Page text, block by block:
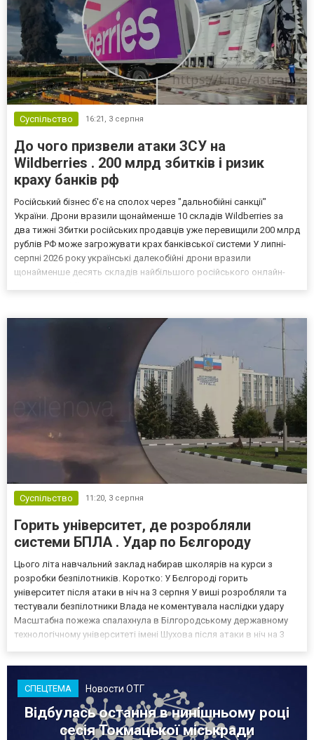
Суспільство 16:21, 3 серпня
До чого призвели атаки ЗСУ на
Wildberries . 200 млрд збитків і ризик
краху банків рф
Російський бізнес б'є на сполох через "дальнобійні санкції"
України. Дрони вразили щонайменше 10 складів Wildberries за
два тижні Збитки російських продавців уже перевищили 200 млрд
рублів РФ може загрожувати крах банківської системи У липні-
серпні 2026 року українські далекобійні дрони вразили
щонайменше десять складів найбільшого російського онлайн-
Суспільство 11:20, 3 серпня
Горить університет, де розробляли
системи БПЛА . Удар по Бєлгороду
Цього літа навчальний заклад набирав школярів на курси з
розробки безпілотників. Коротко: У Бєлгороді горить
університет після атаки в ніч на 3 серпня У виші розробляли та
тестували безпілотники Влада не коментувала наслідки удару
Масштабна пожежа спалахнула в Білгородському державному
технологічному університеті імені Шухова після атаки в ніч на 3
СПЕЦТЕМА Новости ОТГ
Відбулась остання в нинішньому році
сесія Токмацької міськради